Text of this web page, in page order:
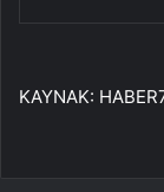
KAYNAK: